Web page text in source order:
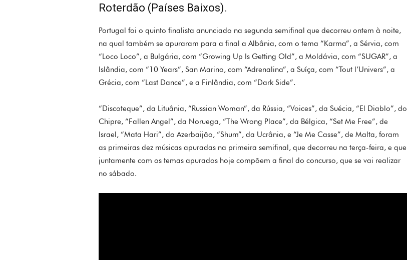
Roterdão (Países Baixos).
Portugal foi o quinto finalista anunciado na segunda semifinal que decorreu ontem à noite,
na qual também se apuraram para a final a Albânia, com o tema “Karma”, a Sérvia, com
“Loco Loco”, a Bulgária, com “Growing Up Is Getting Old”, a Moldávia, com “SUGAR”, a
Islândia, com “10 Years”, San Marino, com “Adrenalina”, a Suíça, com “Tout l’Univers”, a
Grécia, com “Last Dance”, e a Finlândia, com “Dark Side”.
“Discoteque”, da Lituânia, “Russian Woman”, da Rússia, “Voices”, da Suécia, “El Diablo”, do
Chipre, “Fallen Angel”, da Noruega, “The Wrong Place”, da Bélgica, “Set Me Free”, de
Israel, “Mata Hari”, do Azerbaijão, “Shum”, da Ucrânia, e “Je Me Casse”, de Malta, foram
as primeiras dez músicas apuradas na primeira semifinal, que decorreu na terça-feira, e que
juntamente com os temas apurados hoje compõem a final do concurso, que se vai realizar
no sábado.